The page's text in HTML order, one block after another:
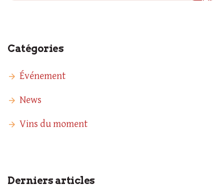
Catégories
Événement
News
Vins du moment
Derniers articles